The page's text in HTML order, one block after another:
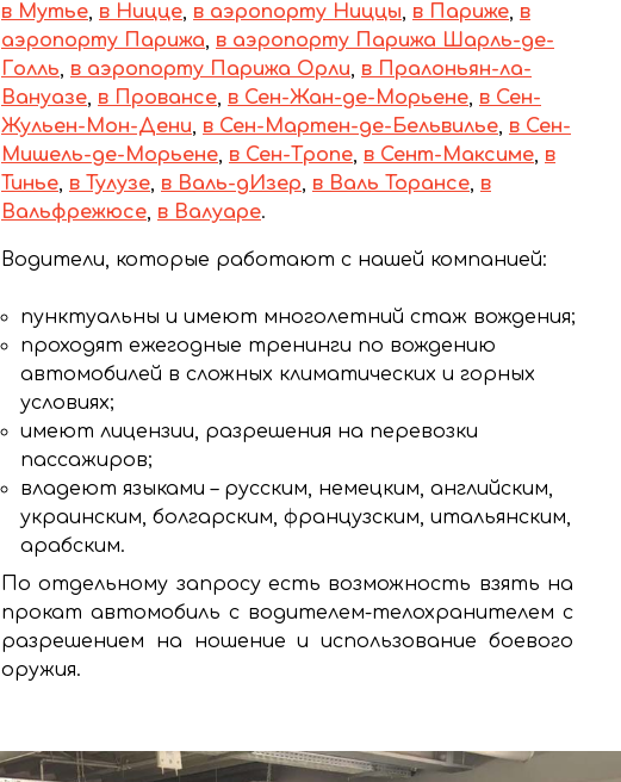
в Мутье, в Ницце, в аэропорту Ниццы, в Париже, в
аэропорту Парижа, в аэропорту Парижа Шарль-де-
Голль, в аэропорту Парижа Орли, в Пралоньян-ла-
Вануазе, в Провансе, в Сен-Жан-де-Морьене, в Сен-
Жульен-Мон-Дени, в Сен-Мартен-де-Бельвилье, в Сен-
Мишель-де-Морьене, в Сен-Тропе, в Сент-Максиме, в
Тинье, в Тулузе, в Валь-дИзер, в Валь Торансе, в
Вальфрежюсе, в Валуаре.
Водители, которые работают с нашей компанией:
пунктуальны и имеют многолетний стаж вождения;
проходят ежегодные тренинги по вождению
автомобилей в сложных климатических и горных
условиях;
имеют лицензии, разрешения на перевозки
пассажиров;
владеют языками – русским, немецким, английским,
украинским, болгарским, французским, итальянским,
арабским.
По отдельному запросу есть возможность взять на
прокат автомобиль с водителем-телохранителем с
разрешением на ношение и использование боевого
оружия.